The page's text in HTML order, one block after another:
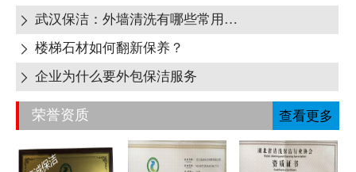

武汉保洁：外墙清洗有哪些常用清洁剂？
 楼梯石材如何翻新保养？
 企业为什么要外包保洁服务
荣誉资质 查看更多